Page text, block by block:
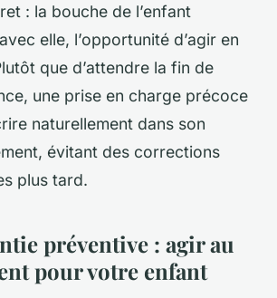
: la bouche de l’enfant
elle, l’opportunité d’agir en
que d’attendre la fin de
une prise en charge précoce
naturellement dans son
évitant des corrections
plus tard.
préventive : agir au
pour votre enfant